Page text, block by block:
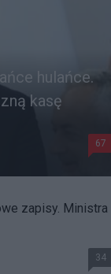
hulańce.
kasę
67
zapisy. Ministra
34